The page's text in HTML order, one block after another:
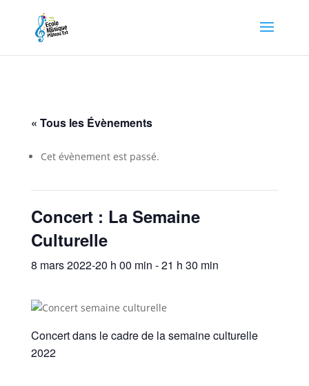
« Tous les Évènements
Cet évènement est passé.
Concert : La Semaine
Culturelle
8 mars 2022-20 h 00 min -21 h 30 min
Concert dans le cadre de la semaine culturelle
2022